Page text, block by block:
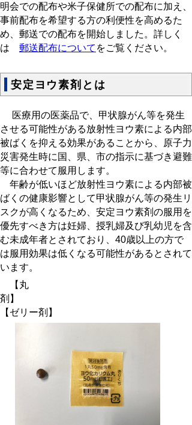
明会での配布や米子保健所での配布に加え、
事前配布を希望する方の利便性を高めるた
め、郵送での配布を開始しました。詳しく
は 郵送配布について をご覧ください。
安定ヨウ素剤とは
医療用の医薬品で、甲状腺がん等を発生
させる可能性がある放射性ヨウ素による内部
被ばくを抑える効果があることから、原子力
災害発生時に国、県、市の指示に基づき避難
等に合わせて服用します。
年齢が低いほど放射性ヨウ素による内部被
ばくの健康影響として甲状腺がん等の発生リ
スクが高くなるため、安定ヨウ素剤の服用を
優先すべき方は妊婦、授乳婦及び乳幼児を含
む未成年者とされており、40歳以上の方で
は服用効果は低くなる可能性があるとされて
います。
【丸
剤】
【ゼリー剤】